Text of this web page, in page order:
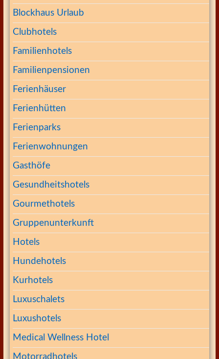
Blockhaus Urlaub
Clubhotels
Familienhotels
Familienpensionen
Ferienhäuser
Ferienhütten
Ferienparks
Ferienwohnungen
Gasthöfe
Gesundheitshotels
Gourmethotels
Gruppenunterkunft
Hotels
Hundehotels
Kurhotels
Luxuschalets
Luxushotels
Medical Wellness Hotel
Motorradhotels